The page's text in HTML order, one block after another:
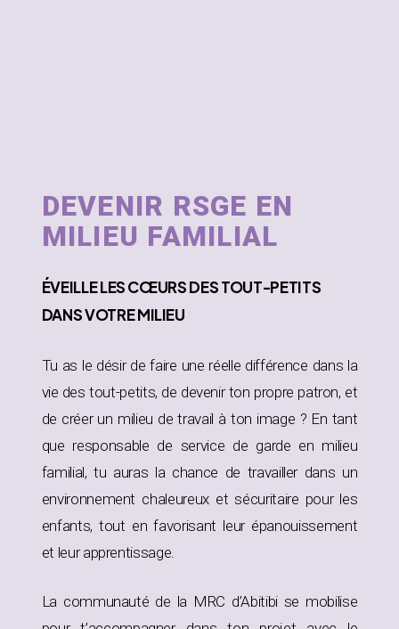
DEVENIR RSGE EN
MILIEU FAMILIAL
ÉVEILLELES CŒURS DES TOUT-PETITS
DANSVOTRE MILIEU
Tu as le désir de faire une réelle différence dans la
vie des tout-petits, de devenir ton propre patron, et
de créer un milieu de travail à ton image ? En tant
que responsable de service de garde en milieu
familial, tu auras la chance de travailler dans un
environnement chaleureux et sécuritaire pour les
enfants, tout en favorisant leur épanouissement
et leur apprentissage.
La communauté de la MRC d’Abitibi se mobilise